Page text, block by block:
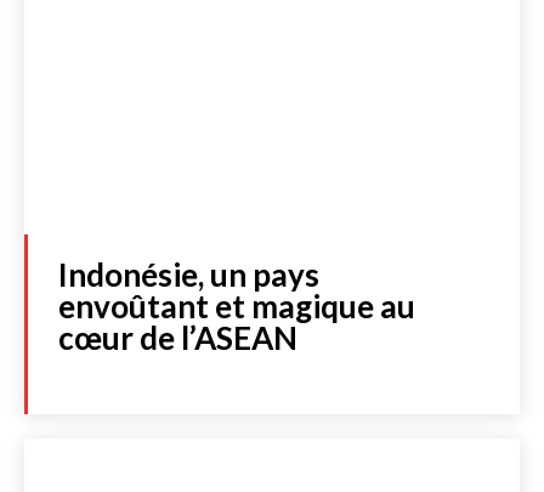
Indonésie, un pays
envoûtant et magique au
cœur de l’ASEAN